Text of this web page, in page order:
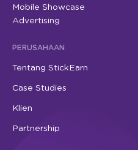
Mobile Showcase
Advertising
PERUSAHAAN
Tentang StickEarn
Case Studies
Klien
Partnership